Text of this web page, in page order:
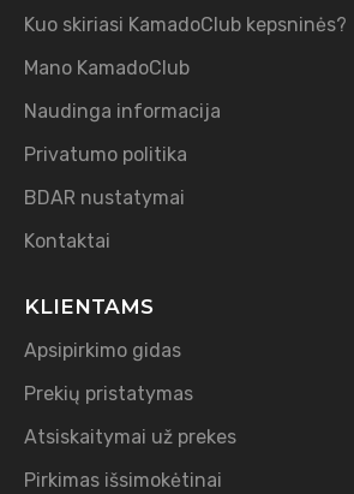
Kuo skiriasi KamadoClub kepsninės?
Mano KamadoClub
Naudinga informacija
Privatumo politika
BDAR nustatymai
Kontaktai
KLIENTAMS
Apsipirkimo gidas
Prekių pristatymas
Atsiskaitymai už prekes
Pirkimas išsimokėtinai